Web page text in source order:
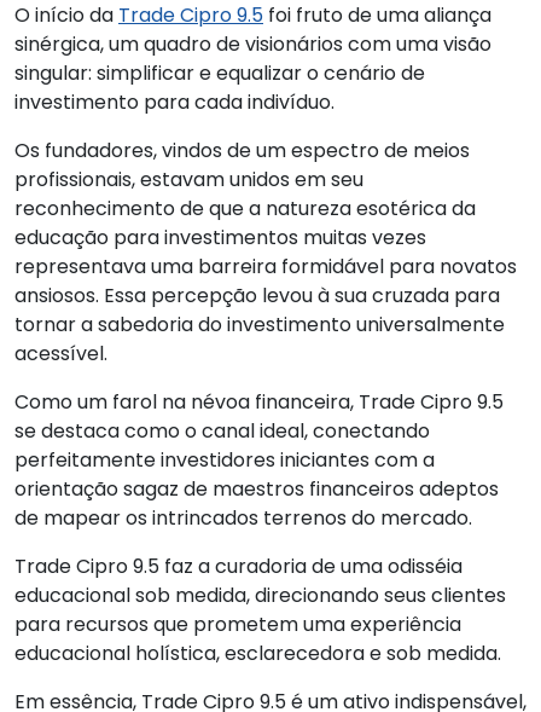
O início da Trade Cipro 9.5 foi fruto de uma aliança
sinérgica, um quadro de visionários com uma visão
singular: simplificar e equalizar o cenário de
investimento para cada indivíduo.
Os fundadores, vindos de um espectro de meios
profissionais, estavam unidos em seu
reconhecimento de que a natureza esotérica da
educação para investimentos muitas vezes
representava uma barreira formidável para novatos
ansiosos. Essa percepção levou à sua cruzada para
tornar a sabedoria do investimento universalmente
acessível.
Como um farol na névoa financeira, Trade Cipro 9.5
se destaca como o canal ideal, conectando
perfeitamente investidores iniciantes com a
orientação sagaz de maestros financeiros adeptos
de mapear os intrincados terrenos do mercado.
Trade Cipro 9.5 faz a curadoria de uma odisséia
educacional sob medida, direcionando seus clientes
para recursos que prometem uma experiência
educacional holística, esclarecedora e sob medida.
Em essência, Trade Cipro 9.5 é um ativo indispensável,